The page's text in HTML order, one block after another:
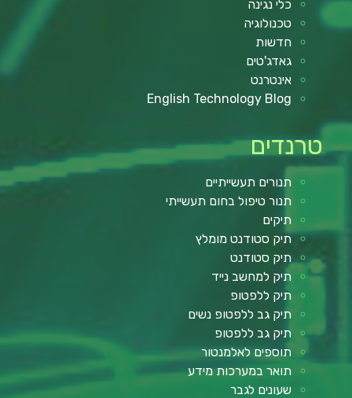
כלי נגינה
טכנולוגיה
חדשות
גאדג'טים
אינטרנט
English Technology Blog
טרנדים
תנורים תעשייתיים
תנור טיפול בחום תעשייתי
תיקים
תיק סטודנט מומלץ
תיק סטודנט
תיק למחשב נייד
תיק ללפטופ
תיק גב ללפטופ נשים
תיק גב ללפטופ
תוספים לאלמנטור
תואר במערכות מידע
שעונים לגבר